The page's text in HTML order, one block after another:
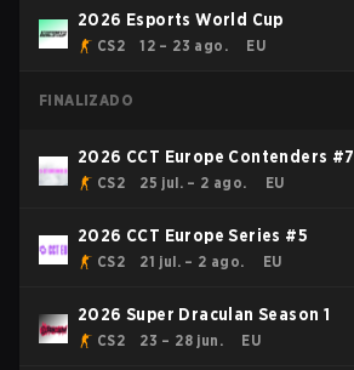
2026 Esports World Cup
CS2 12 – 23 ago. EU
FINALIZADO
2026 CCT Europe Contenders #7
CS2 25 jul. – 2 ago. EU
2026 CCT Europe Series #5
CS2 21 jul. – 2 ago. EU
2026 Super Draculan Season 1
CS2 23 – 28 jun. EU